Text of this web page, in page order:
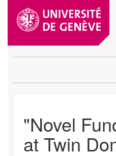
"Novel
at Twin